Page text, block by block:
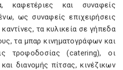
καφετέριες και συναφείς
ως συναφείς επιχειρήσεις
τα κυλικεία σε γήπεδα
τα μπαρ κινηματογράφων και
τροφοδοσίας (catering), οι
διανομής πίτσας, κινέζικων